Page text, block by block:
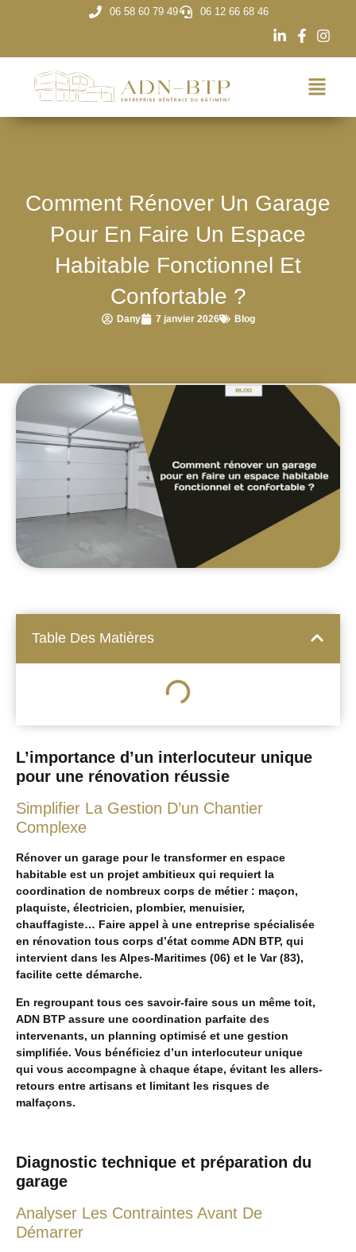
06 58 60 79 49 06 12 66 68 46
Comment Rénover Un Garage
Pour En Faire Un Espace
Habitable Fonctionnel Et
Confortable ?
Dany 7 janvier 2026 Blog
Table Des Matières
L’importance d’un interlocuteur unique
pour une rénovation réussie
Simplifier La Gestion D’un Chantier
Complexe
Rénover un garage pour le transformer en espace
habitable est un projet ambitieux qui requiert la
coordination de nombreux corps de métier : maçon,
plaquiste, électricien, plombier, menuisier,
chauffagiste… Faire appel à une entreprise spécialisée
en rénovation tous corps d’état comme ADN BTP, qui
intervient dans les Alpes-Maritimes (06) et le Var (83),
facilite cette démarche.
En regroupant tous ces savoir-faire sous un même toit,
ADN BTP assure une coordination parfaite des
intervenants, un planning optimisé et une gestion
simplifiée. Vous bénéficiez d’un interlocuteur unique
qui vous accompagne à chaque étape, évitant les allers-
retours entre artisans et limitant les risques de
malfaçons.
Diagnostic technique et préparation du
garage
Analyser Les Contraintes Avant De
Démarrer